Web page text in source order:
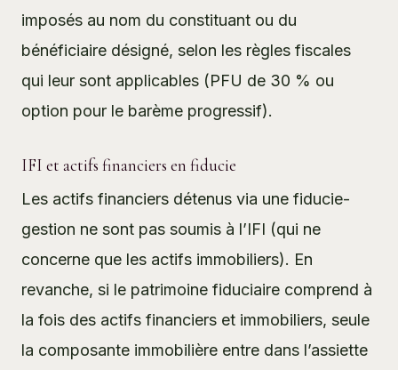
imposés au nom du constituant ou du
bénéficiaire désigné, selon les règles fiscales
qui leur sont applicables (PFU de 30 % ou
option pour le barème progressif).
IFI et actifs financiers en fiducie
Les actifs financiers détenus via une fiducie-
gestion ne sont pas soumis à l’IFI (qui ne
concerne que les actifs immobiliers). En
revanche, si le patrimoine fiduciaire comprend à
la fois des actifs financiers et immobiliers, seule
la composante immobilière entre dans l’assiette